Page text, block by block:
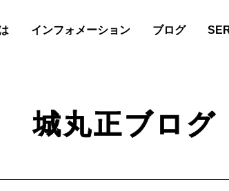
インフォメーション ブログ
城丸正ブログ